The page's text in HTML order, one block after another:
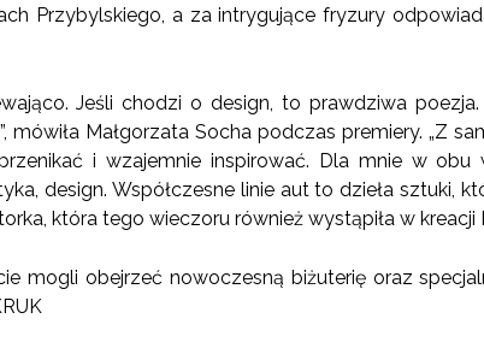
Przybylskiego, a za intrygujące fryzury
Jeśli chodzi o design, to prawdziwa
mówiła Małgorzata Socha podczas premiery. „Z
i wzajemnie inspirować. Dla mnie w
design. Współczesne linie aut to dzieła sztuki,
która tego wieczoru również wystąpiła w kreacji
mogli obejrzeć nowoczesną biżuterię oraz